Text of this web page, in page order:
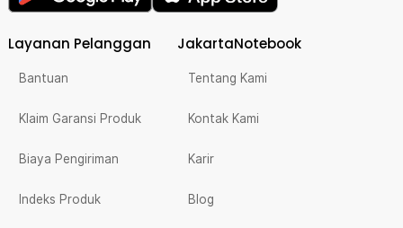
Layanan Pelanggan
Bantuan
Klaim Garansi Produk
Biaya Pengiriman
Indeks Produk
JakartaNotebook
Tentang Kami
Kontak Kami
Karir
Blog